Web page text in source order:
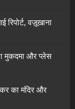
रिपोर्ट, वज़ूखाना
मुकदमा और प्लेस
का मंदिर और